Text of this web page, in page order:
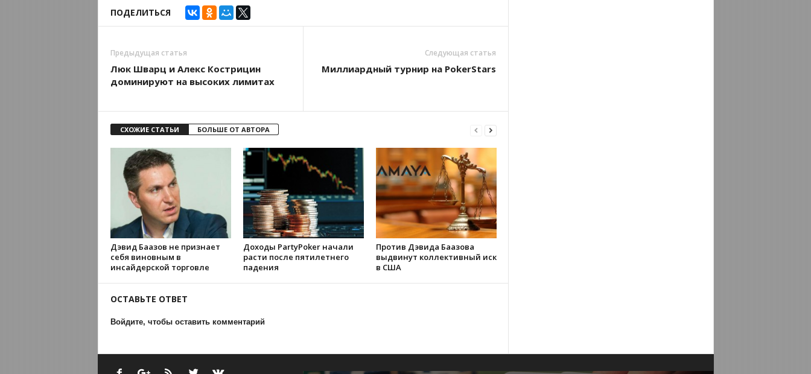
ПОДЕЛИТЬСЯ
Предыдущая статья
Люк Шварц и Алекс Кострицин
доминируют на высоких лимитах
Следующая статья
Миллиардный турнир на PokerStars
СХОЖИЕ СТАТЬИ БОЛЬШЕ ОТ АВТОРА
Дэвид Баазов не признает
себя виновным в
инсайдерской торговле
Доходы PartyPoker начали
расти после пятилетнего
падения
Против Дэвида Баазова
выдвинут коллективный иск
в США
ОСТАВЬТЕ ОТВЕТ
Войдите, чтобы оставить комментарий